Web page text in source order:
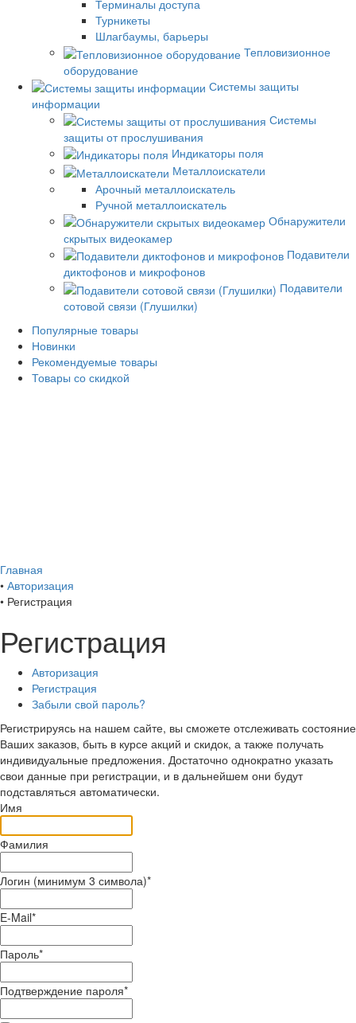
Терминалы доступа
Турникеты
Шлагбаумы, барьеры
Тепловизионное
оборудование
Системы защиты
информации
Системы
защиты от прослушивания
Индикаторы поля
Металлоискатели
Арочный металлоискатель
Ручной металлоискатель
Обнаружители
скрытых видеокамер
Подавители
диктофонов и микрофонов
Подавители
сотовой связи (Глушилки)
Популярные товары
Новинки
Рекомендуемые товары
Товары со скидкой
Главная
• Авторизация
• Регистрация
Регистрация
Авторизация
Регистрация
Забыли свой пароль?
Регистрируясь на нашем сайте, вы сможете отслеживать состояние
Ваших заказов, быть в курсе акций и скидок, а также получать
индивидуальные предложения. Достаточно однократно указать
свои данные при регистрации, и в дальнейшем они будут
подставляться автоматически.
Имя
Фамилия
Логин (минимум 3 символа)*
E-Mail*
Пароль*
Подтверждение пароля*